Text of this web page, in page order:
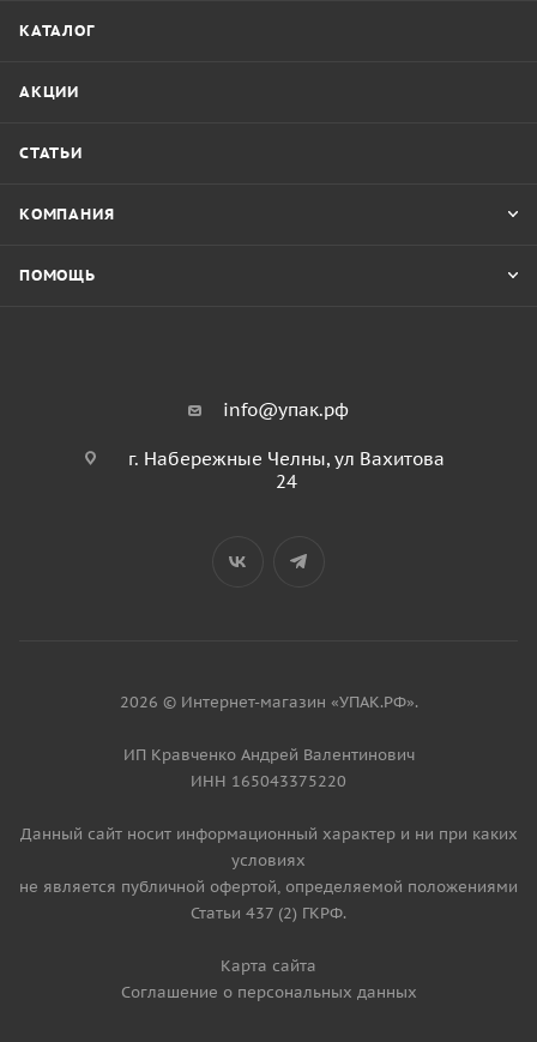
КАТАЛОГ
АКЦИИ
СТАТЬИ
КОМПАНИЯ
ПОМОЩЬ
info@упак.рф
г. Набережные Челны, ул Вахитова
24
2026 © Интернет-магазин «УПАК.РФ».
ИП Кравченко Андрей Валентинович
ИНН 165043375220
Данный сайт носит информационный характер и ни при каких
условиях
не является публичной офертой, определяемой положениями
Статьи 437 (2) ГКРФ.
Карта сайта
Соглашение о персональных данных